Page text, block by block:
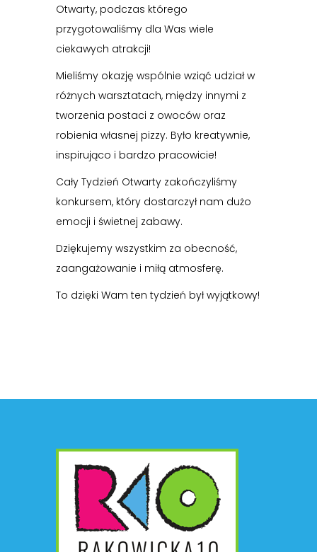
Otwarty, podczas którego
przygotowaliśmy dla Was wiele
ciekawych atrakcji!
Mieliśmy okazję wspólnie wziąć udział w
różnych warsztatach, między innymi z
tworzenia postaci z owoców oraz
robienia własnej pizzy. Było kreatywnie,
inspirująco i bardzo pracowicie!
Cały Tydzień Otwarty zakończyliśmy
konkursem, który dostarczył nam dużo
emocji i świetnej zabawy.
Dziękujemy wszystkim za obecność,
zaangażowanie i miłą atmosferę.
To dzięki Wam ten tydzień był wyjątkowy!